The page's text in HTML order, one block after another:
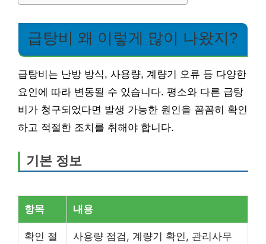
급탕비 왜 이렇게 많이 나왔지?
급탕비는 난방 방식, 사용량, 계량기 오류 등 다양한
요인에 따라 변동될 수 있습니다. 평소와 다른 급탕
비가 청구되었다면 발생 가능한 원인을 꼼꼼히 확인
하고 적절한 조치를 취해야 합니다.
기본 정보
항목 내용
확인 절
사용량 점검, 계량기 확인, 관리사무